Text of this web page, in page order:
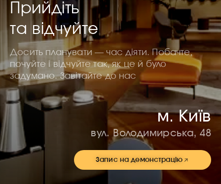
Прийдіть
та відчуйте
Досить планувати — час діяти. Побачте,
почуйте і відчуйте так, як це й було
задумано. Завітайте до нас
м. Київ
вул. Володимирська, 48
Запис на демонстрацію